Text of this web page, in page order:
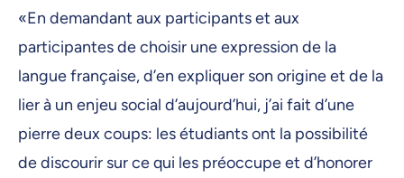
«En demandant aux participants et aux
participantes de choisir une expression de la
langue française, d’en expliquer son origine et de la
lier à un enjeu social d’aujourd’hui, j’ai fait d’une
pierre deux coups: les étudiants ont la possibilité
de discourir sur ce qui les préoccupe et d’honorer